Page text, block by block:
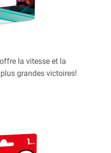
la vitesse et la
grandes victoires!